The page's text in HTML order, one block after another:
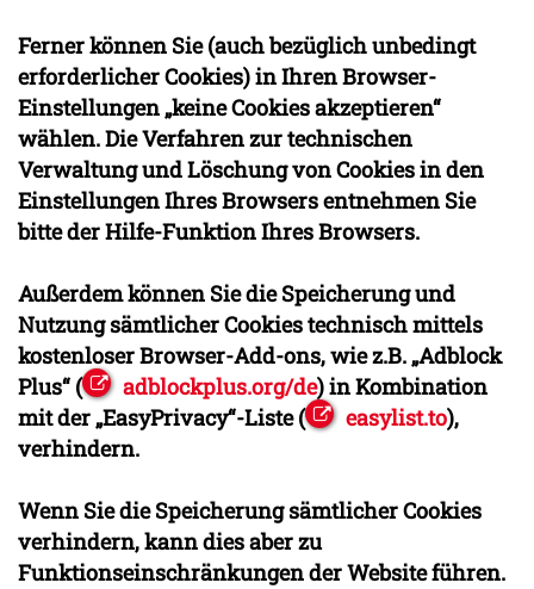
Ferner können Sie (auch bezüglich unbedingt
erforderlicher Cookies) in Ihren Browser-
Einstellungen „keine Cookies akzeptieren“
wählen. Die Verfahren zur technischen
Verwaltung und Löschung von Cookies in den
Einstellungen Ihres Browsers entnehmen Sie
bitte der Hilfe-Funktion Ihres Browsers.
Außerdem können Sie die Speicherung und
Nutzung sämtlicher Cookies technisch mittels
kostenloser Browser-Add-ons, wie z.B. „Adblock
Plus“ (
adblockplus.org/de) in Kombination
mit der „EasyPrivacy“-Liste (
easylist.to),
verhindern.
Wenn Sie die Speicherung sämtlicher Cookies
verhindern, kann dies aber zu
Funktionseinschränkungen der Websiteführen.